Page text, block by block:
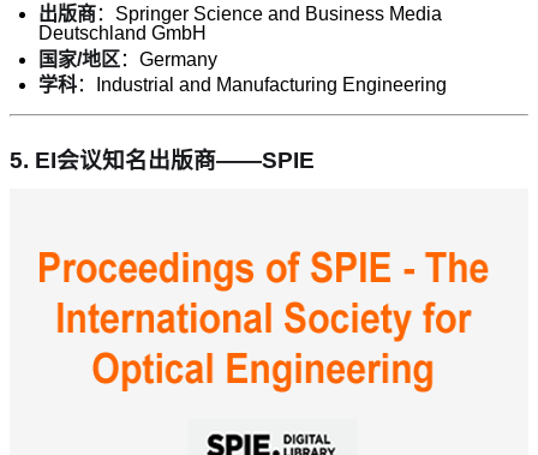
出版商：Springer Science and Business Media
Deutschland GmbH
国家/地区 ：Germany
学科：Industrial and Manufacturing Engineering
5. EI会议知名出版商——SPIE